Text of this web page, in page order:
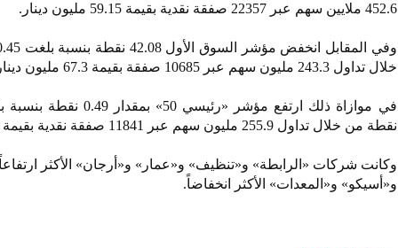
452.6 ملايين سهم عبر 22357 صفقة نقدية بقيمة 59.15 مليون دينار.
خلال تداول 243.3 مليون سهم عبر 10685 صفقة بقيمة 67.3 مليون دينار.
نقطة من خلال تداول 255.9 مليون سهم عبر 11841 صفقة نقدية بقيمة 36.5 مليون دينار.
وكانت شركات «الرابطة» و«تنظيف» و«عمار» و«أرجان» الأكثر
و«أسيكو» و«المعدات» الأكثر انخفاضاً.